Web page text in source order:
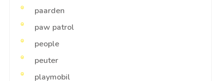
paarden
paw patrol
people
peuter
playmobil